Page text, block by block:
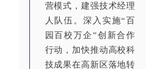
营模式，建强技术经理
人队伍。深入实施“百
园百校万企”创新合作
行动，加快推动高校科
技成果在高新区落地转